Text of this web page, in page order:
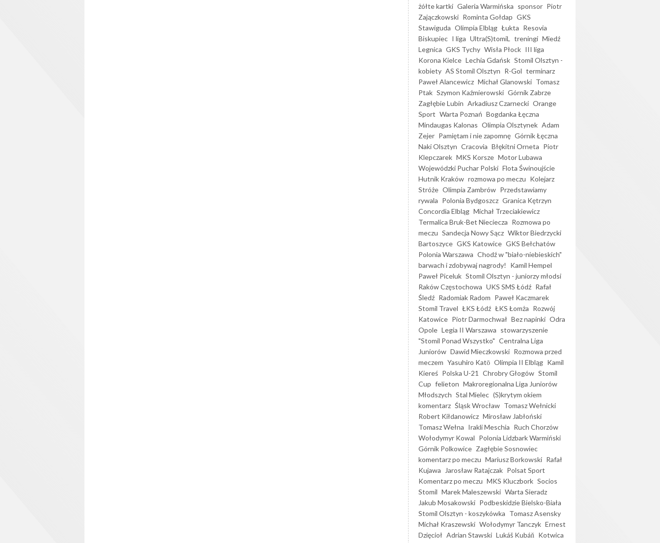
żółte kartki Galeria Warmińska sponsor Piotr
Zajączkowski Rominta Gołdap GKS
Stawiguda Olimpia Elbląg Łukta Resovia
Biskupiec I liga Ultra(S)tomiL treningi Miedź
Legnica GKS Tychy Wisła Płock III liga
Korona Kielce Lechia Gdańsk Stomil Olsztyn -
kobiety AS Stomil Olsztyn R-Gol terminarz
Paweł Alancewicz Michał Glanowski Tomasz
Ptak Szymon Kaźmierowski Górnik Zabrze
Zagłębie Lubin Arkadiusz Czarnecki Orange
Sport Warta Poznań Bogdanka Łęczna
Mindaugas Kalonas Olimpia Olsztynek Adam
Zejer Pamiętam i nie zapomnę Górnik Łęczna
Naki Olsztyn Cracovia Błękitni Orneta Piotr
Klepczarek MKS Korsze Motor Lubawa
Wojewódzki Puchar Polski Flota Świnoujście
Hutnik Kraków rozmowa po meczu Kolejarz
Stróże Olimpia Zambrów Przedstawiamy
rywala Polonia Bydgoszcz Granica Kętrzyn
Concordia Elbląg Michał Trzeciakiewicz
Termalica Bruk-Bet Nieciecza Rozmowa po
meczu Sandecja Nowy Sącz Wiktor Biedrzycki
Bartoszyce GKS Katowice GKS Bełchatów
Polonia Warszawa Chodź w "biało-niebieskich"
barwach i zdobywaj nagrody!
Kamil Hempel
Paweł Piceluk Stomil Olsztyn - juniorzy młodsi
Raków Częstochowa UKS SMS Łódź Rafał
Śledź Radomiak Radom Paweł Kaczmarek
Stomil Travel ŁKS Łódź ŁKS Łomża Rozwój
Katowice Piotr Darmochwał Bez napinki Odra
Opole Legia II Warszawa stowarzyszenie
"Stomil Ponad Wszystko" Centralna Liga
Juniorów Dawid Mieczkowski Rozmowa przed
meczem Yasuhiro Katō Olimpia II Elbląg Kamil
Kiereś Polska U-21 Chrobry Głogów Stomil
Cup felieton Makroregionalna Liga Juniorów
Młodszych Stal Mielec (S)krytym okiem
komentarz Śląsk Wrocław Tomasz Wełnicki
Robert Kiłdanowicz Mirosław Jabłoński
Tomasz Wełna Irakli Meschia Ruch Chorzów
Wołodymyr Kowal Polonia Lidzbark Warmiński
Górnik Polkowice Zagłębie Sosnowiec
komentarz po meczu Mariusz Borkowski Rafał
Kujawa
Jarosław Ratajczak Polsat Sport
Komentarz po meczu MKS Kluczbork Socios
Stomil Marek Maleszewski Warta Sieradz
Jakub Mosakowski Podbeskidzie Bielsko-Biała
Stomil Olsztyn - koszykówka Tomasz Asensky
Michał Kraszewski Wołodymyr Tanczyk Ernest
Dzięcioł Adrian Stawski Lukáš Kubáň Kotwica